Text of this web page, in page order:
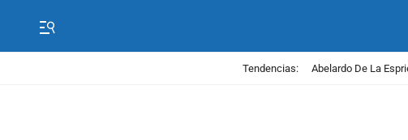
Tendencias: Abelardo De La